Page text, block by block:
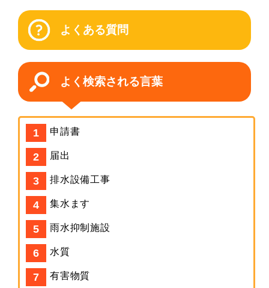
よくある質問
よく検索される言葉
申請書
届出
排水設備工事
集水ます
雨水抑制施設
水質
有害物質